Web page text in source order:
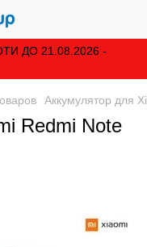
ДО 21.08.2026 -
Аккумулятор для
Redmi Note